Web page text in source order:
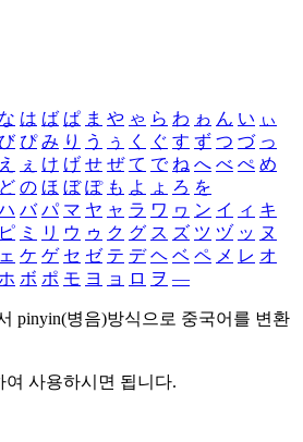
な は ば ぱ ま や ゃ ら わ ゎ ん い ぃ
び ぴ み り う ぅ く ぐ す ず つ づ っ
え ぇ け げ せ ぜ て で ね へ べ ぺ め
ど の ほ ぼ ぽ も よ ょ ろ を
バ パ マ ヤ ャ ラ ワ ヮ ン イ ィ キ
ピ ミ リ ウ ゥ ク グ ス ズ ツ ヅ ッ ヌ
ェ ケ ゲ セ ゼ テ デ ヘ ベ ペ メ レ オ
ボ ポ モ ヨ ョ ロ ヲ ―
pinyin(병음)방식으로 중국어를 변환
사용하시면 됩니다.